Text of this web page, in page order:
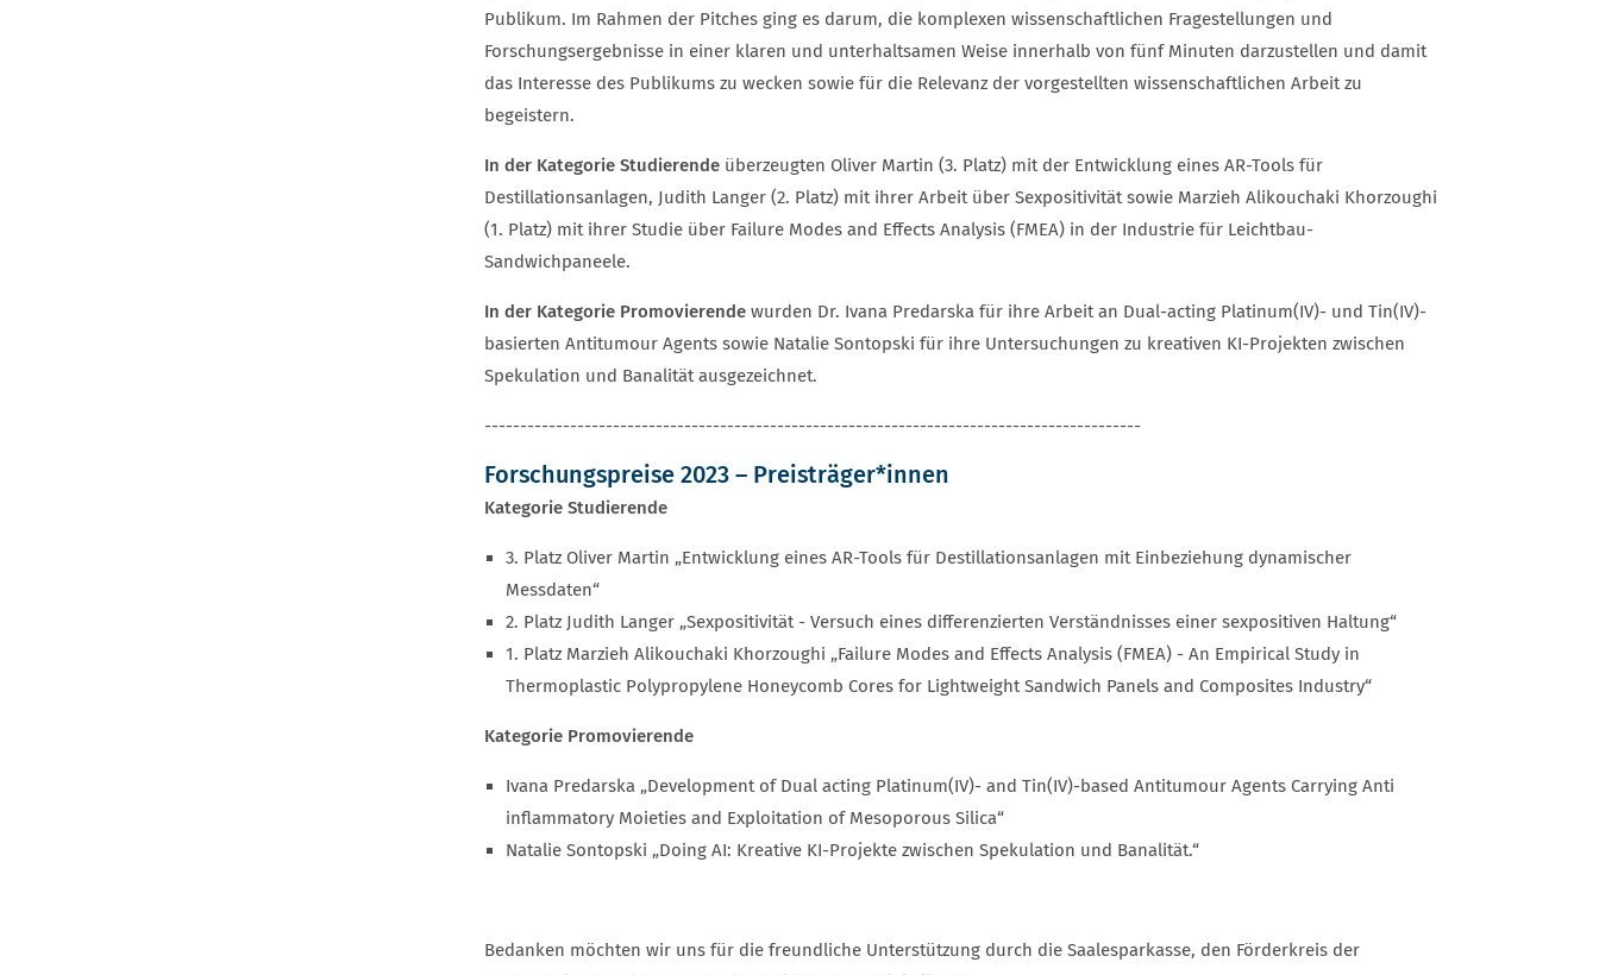
Publikum. Im Rahmen der Pitches ging es darum, die komplexen wissenschaftlichen Fragestellungen und
Forschungsergebnisse in einer klaren und unterhaltsamen Weise innerhalb von fünf Minuten darzustellen und damit
das Interesse des Publikums zu wecken sowie für die Relevanz der vorgestellten wissenschaftlichen Arbeit zu
begeistern.
In der Kategorie Studierende überzeugten Oliver Martin (3. Platz) mit der Entwicklung eines AR-Tools für
Destillationsanlagen, Judith Langer (2. Platz) mit ihrer Arbeit über Sexpositivität sowie Marzieh Alikouchaki Khorzoughi
(1. Platz) mit ihrer Studie über Failure Modes and Effects Analysis (FMEA) in der Industrie für Leichtbau-
Sandwichpaneele.
In der Kategorie Promovierende wurden Dr. Ivana Predarska für ihre Arbeit an Dual-acting Platinum(IV)- und Tin(IV)-
basierten Antitumour Agents sowie Natalie Sontopski für ihre Untersuchungen zu kreativen KI-Projekten zwischen
Spekulation und Banalität ausgezeichnet.
--------------------------------------------------------------------------------------------
Forschungspreise 2023 – Preisträger*innen
Kategorie Studierende
3. Platz Oliver Martin „Entwicklung eines AR-Tools für Destillationsanlagen mit Einbeziehung dynamischer
Messdaten“
2. Platz Judith Langer „Sexpositivität - Versuch eines differenzierten Verständnisses einer sexpositiven Haltung“
1. Platz Marzieh Alikouchaki Khorzoughi „Failure Modes and Effects Analysis (FMEA) - An Empirical Study in
Thermoplastic Polypropylene Honeycomb Cores for Lightweight Sandwich Panels and Composites Industry“
Kategorie Promovierende
Ivana Predarska „Development of Dual acting Platinum(IV)- and Tin(IV)-based Antitumour Agents Carrying Anti
inflammatory Moieties and Exploitation of Mesoporous Silica“
Natalie Sontopski „Doing AI: Kreative KI-Projekte zwischen Spekulation und Banalität.“
Bedanken möchten wir uns für die freundliche Unterstützung durch die Saalesparkasse, den Förderkreis der